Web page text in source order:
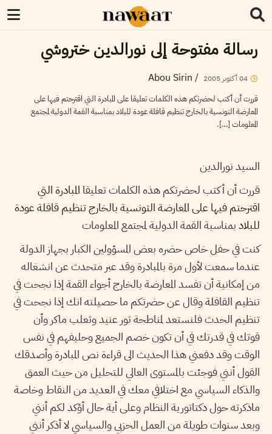
رسالة مفتوحة إلى نورالدين ختروشي
04أكتوبر 2005
/
Abou Sirin
قررت أن أكتب لحضرتكم هذه الكلمات تعليقا على المبادرة التي اقترحتم فيها على
المعارضة التونسية بالخارج تنظيم قافلة عودة للبلاد بمناسبة القمة الدولية لمجتمع
المعلومات […].
السيد نورالدين
قررت أن أكتب لحضرتكم هذه الكلمات تعليقا المبادرة التي
اقترحتم فيها على المعارضة التونسية بالخارج تنظيم قافلة عودة
للبلادبمناسبة القمة الدولية لمجتمع المعلومات
كنت في حفل خاص حضره بعض المسؤولين الكبار بجهاز الدولة
عندما سمعت لأول مرة بالمبادرة وقد عبر متحدث عن انشغاله
من إمكانية أن تفسد المعارضة بالخارج أجواء القمة إذا نجحت في
تنظيم القافلة وقال عن حضرتكم ما حصيلته انك إذا نجحت في
تنظيم الحدث فلنستعد لمناطحة ثور عنيد وثعلب ماكر وأن
قوتك في قدرتك في أن تكون خصم الجميع وحليفهم في نفس
الوقت وقد دفعني هذا الحديث الى قراءة نص المبادرة وأصدقك
القول أنني فوجئت بالمستوى العالي للتحليل من حيث العمق
والذكاء السياسي مع اختلافي معك في العديد من النقاط وخاصة
ماذكرته حول دكتاتورية النظام وعلى أية حال أؤكد لكم أنني
وبعد سنوات طويلة من العمل الحزبي والسياسي لا أذكر أنني